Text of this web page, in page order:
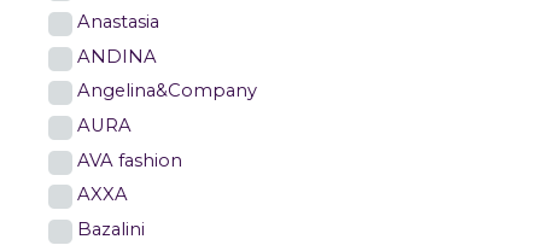
Anastasia
ANDINA
Angelina&Company
AURA
AVA fashion
AXXA
Bazalini